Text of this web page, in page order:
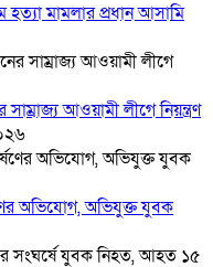
হত্যা মামলার প্রধান আসামি
আওয়ামী লীগে নিয়ন্ত্রণ
অভিযোগ, অভিযুক্ত যুবক